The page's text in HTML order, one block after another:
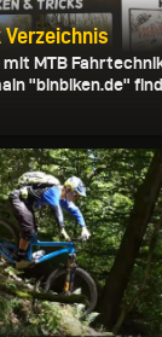
Verzeichnis
mit MTB
"binbiken.de"